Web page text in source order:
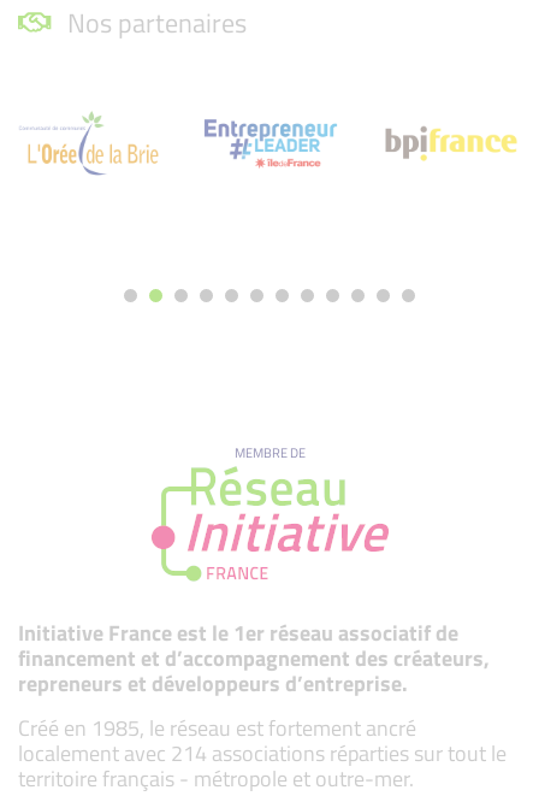
Nos partenaires
MEMBRE DE
Initiative France est le 1er réseau associatif de
financement et d’accompagnement des créateurs,
repreneurs et développeurs d’entreprise.
Créé en 1985, le réseau est fortement ancré
localement avec 214 associations réparties sur tout le
territoire français - métropole et outre-mer.